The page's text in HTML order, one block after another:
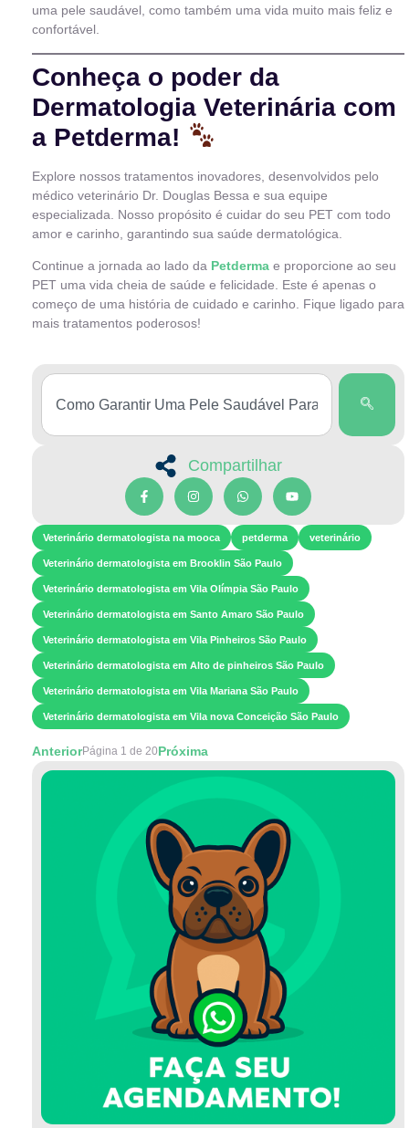
uma pele saudável, como também uma vida muito mais feliz e
confortável.
Conheça o poder da
Dermatologia Veterinária com
a Petderma!
Explore nossos tratamentos inovadores, desenvolvidos pelo
médico veterinário Dr. Douglas Bessa e sua equipe
especializada. Nosso propósito é cuidar do seu PET com todo
amor e carinho, garantindo sua saúde dermatológica.
Continue a jornada ao lado da Petderma e proporcione ao seu
PET uma vida cheia de saúde e felicidade. Este é apenas o
começo de uma história de cuidado e carinho. Fique ligado para
mais tratamentos poderosos!
Compartilhar
Veterinário dermatologista na mooca petderma veterinário
Veterinário dermatologista em Brooklin São Paulo
Veterinário dermatologista em Vila Olímpia São Paulo
Veterinário dermatologista em Santo Amaro São Paulo
Veterinário dermatologista em Vila Pinheiros São Paulo
Veterinário dermatologista em Alto de pinheiros São Paulo
Veterinário dermatologista em Vila Mariana São Paulo
Veterinário dermatologista em Vila nova Conceição São Paulo
AnteriorPágina 1 de 20Próxima